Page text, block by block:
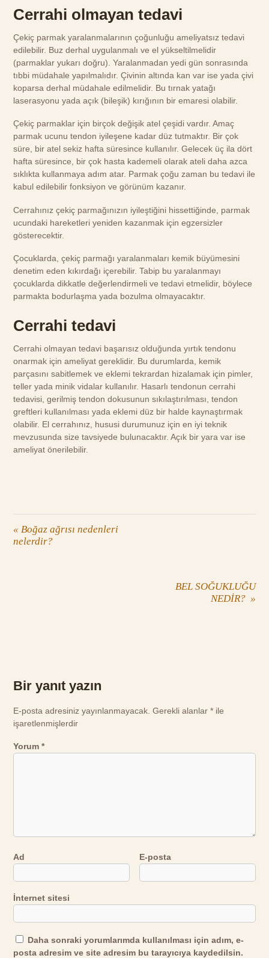
Cerrahi olmayan tedavi
Çekiç parmak yaralanmalarının çoğunluğu ameliyatsız tedavi
edilebilir. Buz derhal uygulanmalı ve el yükseltilmelidir
(parmaklar yukarı doğru). Yaralanmadan yedi gün sonrasında
tıbbi müdahale yapılmalıdır. Çivinin altında kan var ise yada çivi
koparsa derhal müdahale edilmelidir. Bu tırnak yatağı
laserasyonu yada açık (bileşik) kırığının bir emaresi olabilir.
Çekiç parmaklar için birçok değişik atel çeşidi vardır. Amaç
parmak ucunu tendon iyileşene kadar düz tutmaktır. Bir çok
süre, bir atel sekiz hafta süresince kullanılır. Gelecek üç ila dört
hafta süresince, bir çok hasta kademeli olarak ateli daha azca
sıklıkta kullanmaya adım atar. Parmak çoğu zaman bu tedavi ile
kabul edilebilir fonksiyon ve görünüm kazanır.
Cerrahınız çekiç parmağınızın iyileştiğini hissettiğinde, parmak
ucundaki hareketleri yeniden kazanmak için egzersizler
gösterecektir.
Çocuklarda, çekiç parmağı yaralanmaları kemik büyümesini
denetim eden kıkırdağı içerebilir. Tabip bu yaralanmayı
çocuklarda dikkatle değerlendirmeli ve tedavi etmelidir, böylece
parmakta bodurlaşma yada bozulma olmayacaktır.
Cerrahi tedavi
Cerrahi olmayan tedavi başarısız olduğunda yırtık tendonu
onarmak için ameliyat gereklidir. Bu durumlarda, kemik
parçasını sabitlemek ve eklemi tekrardan hizalamak için pimler,
teller yada minik vidalar kullanılır. Hasarlı tendonun cerrahi
tedavisi, gerilmiş tendon dokusunun sıkılaştırılması, tendon
greftleri kullanılması yada eklemi düz bir halde kaynaştırmak
olabilir. El cerrahınız, hususi durumunuz için en iyi teknik
mevzusunda size tavsiyede bulunacaktır. Açık bir yara var ise
ameliyat önerilebilir.
« Boğaz ağrısı nedenleri
nelerdir?
BEL SOĞUKLUĞU
NEDİR? »
Bir yanıt yazın
E-posta adresiniz yayınlanmayacak. Gerekli alanlar* ile
işaretlenmişlerdir
Yorum*
Ad E-posta
İnternet sitesi
Daha sonraki yorumlarımda kullanılması için adım, e-
posta adresim ve site adresim bu tarayıcıya kaydedilsin.